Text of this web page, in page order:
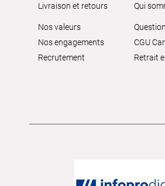
Livraison et retours
Qui
Nos valeurs
Nos engagements
Recrutement
CGU
Retrait